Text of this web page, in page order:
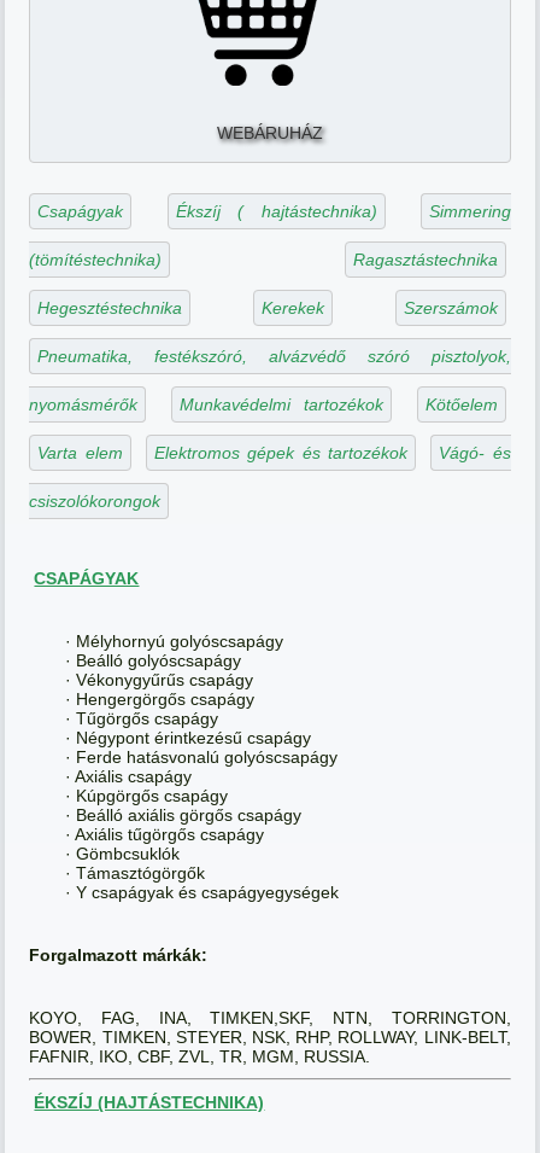
WEBÁRUHÁZ
Csapágyak Ékszíj ( hajtástechnika) Simmering
(tömítéstechnika) Ragasztástechnika
Hegesztéstechnika Kerekek Szerszámok
Pneumatika, festékszóró, alvázvédő szóró pisztolyok,
nyomásmérők Munkavédelmi tartozékok Kötőelem
Varta elem Elektromos gépek és tartozékok Vágó- és
csiszolókorongok
CSAPÁGYAK
· Mélyhornyú golyóscsapágy
· Beálló golyóscsapágy
· Vékonygyűrűs csapágy
· Hengergörgős csapágy
· Tűgörgős csapágy
· Négypont érintkezésű csapágy
· Ferde hatásvonalú golyóscsapágy
· Axiális csapágy
· Kúpgörgős csapágy
· Beálló axiális görgős csapágy
· Axiális tűgörgős csapágy
· Gömbcsuklók
· Támasztógörgők
· Y csapágyak és csapágyegységek
Forgalmazott márkák:
KOYO, FAG, INA, TIMKEN,SKF, NTN, TORRINGTON,
BOWER, TIMKEN, STEYER, NSK, RHP, ROLLWAY, LINK-BELT,
FAFNIR, IKO, CBF, ZVL, TR, MGM, RUSSIA.
ÉKSZÍJ (HAJTÁSTECHNIKA)